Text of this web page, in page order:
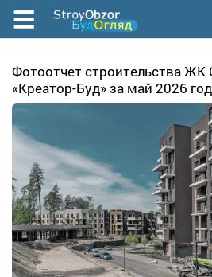
Перейти
содержанию
Фотоотчет строительства ЖК
«Креатор-Буд» за май 2026